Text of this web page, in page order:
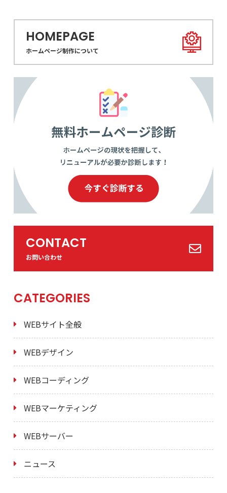
HOMEPAGE
ホームページ制作について
CONTACT
お問い合わせ
CATEGORIES
WEBサイト全般
WEBデザイン
WEBコーディング
WEBマーケティング
WEBサーバー
ニュース